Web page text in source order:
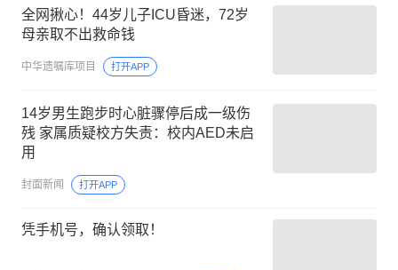
全网揪心！44岁儿子ICU昏迷，72岁
母亲取不出救命钱
中华遗嘱库项目 打开APP
14岁男生跑步时心脏骤停后成一级伤
残 家属质疑校方失责：校内AED未启
用
封面新闻 打开APP
凭手机号，确认领取！